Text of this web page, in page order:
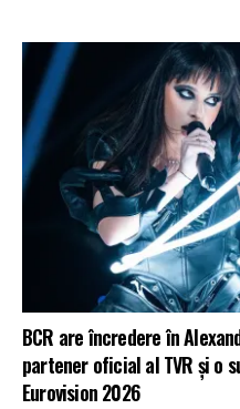
BCR are încredere în
partener oficial al TVR și o
Eurovision 2026